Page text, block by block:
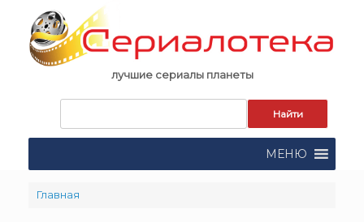
content
лучшие сериалы планеты
поиска:
МЕНЮ
Главная